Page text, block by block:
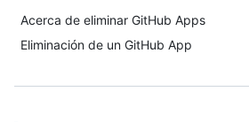
Acerca de eliminar GitHub Apps
Eliminación de un GitHub App